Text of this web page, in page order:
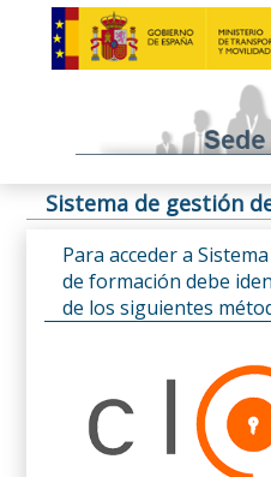
Sistema de gestión
Para acceder a
de formación debe
de los siguientes